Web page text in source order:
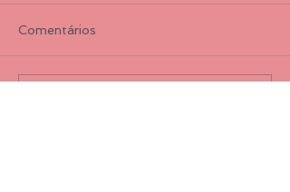
Comentários